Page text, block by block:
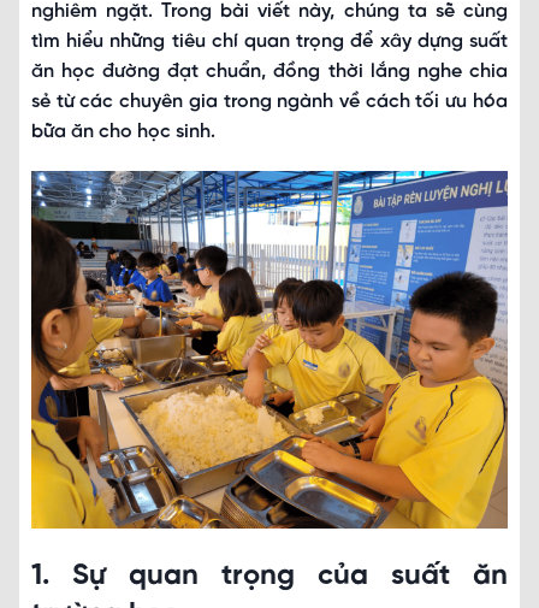
nghiêm ngặt. Trong bài viết này, chúng ta sẽ cùng
tìm hiểu những tiêu chí quan trọng để xây dựng suất
ăn học đường đạt chuẩn, đồng thời lắng nghe chia
sẻ từ các chuyên gia trong ngành về cách tối ưu hóa
bữa ăn cho học sinh.
1. Sự quan trọng của suất ăn